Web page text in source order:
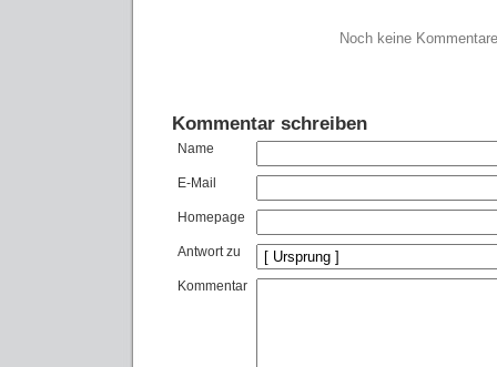
Noch keine Kommentare
Kommentar schreiben
Name
E-Mail
Homepage
Antwort zu
Kommentar